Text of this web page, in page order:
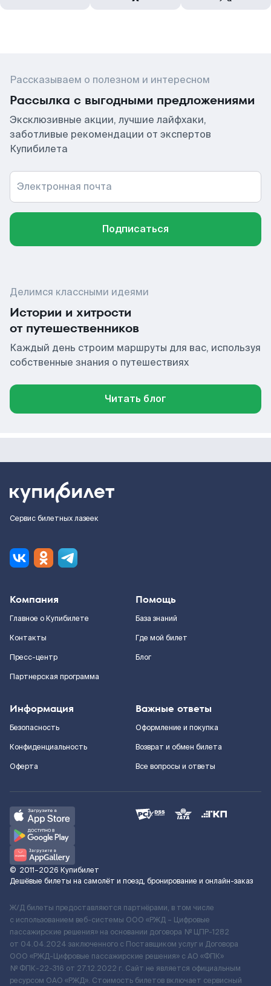
Рассказываем о полезном и интересном
Рассылка с выгодными предложениями
Эксклюзивные акции, лучшие лайфхаки,
заботливые рекомендации от экспертов
Купибилета
Электронная почта
Подписаться
Делимся классными идеями
Истории и хитрости
от путешественников
Каждый день строим маршруты для вас, используя
собственные знания о путешествиях
Читать блог
Сервис билетных лазеек
Компания
Главное о Купибилете
Контакты
Пресс-центр
Партнерская программа
Помощь
База знаний
Где мой билет
Блог
Информация
Безопасность
Конфиденциальность
Оферта
Важные ответы
Оформление и покупка
Возврат и обмен билета
Все вопросы и ответы
© 2011–2026 Купибилет
Дешёвые билеты на самолёт и поезд, бронирование и онлайн-заказ
Ж/Д билеты предоставляются партнёрами, в том числе
с использованием веб-системы ООО «РЖД – Цифровые
пассажирские решения» на основании договора № ЦПР-1282
от 04.04.2024 заключенного с Поставщиком услуг и Договора
ООО «РЖД-Цифровые пассажирские решения» c АО «ФПК»
№ ФПК-22-316 от 27.12.2022 г. Сайт не является официальным
ресурсом ОАО «РЖД». Стоимость билетов включает сервисный